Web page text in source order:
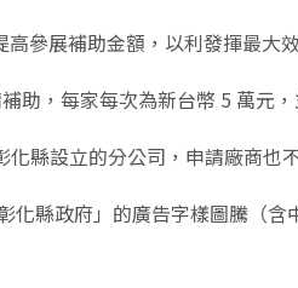
參展補助金額，以利發揮最大
，每家每次為新台幣 5 萬元
縣設立的分公司，申請廠商也
縣政府」的廣告字樣圖騰（含